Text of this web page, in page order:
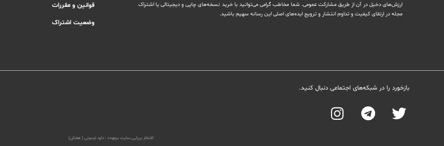
ارزش‌های دخيل در آن از طریق مشاركت عمومی. شما مخاطب گرامی می‌توانید با خرید نسخه‌های چاپی و دیجیتالی یا ‏اشتراک
مجله در ارتقای کیفیت و تداوم انتشار و ترویج ایده‌های اصلی این رسانه سهیم باشید.
قوانین و مقررات
وضعیت اشتراک
بازخورد را در شبکه‌های اجتماعی دنبال کنید.
افتخار برپایی سایت برعهده : داود ارسونی ( هفتان)